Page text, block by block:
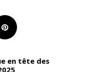
Pinterest
en tête des